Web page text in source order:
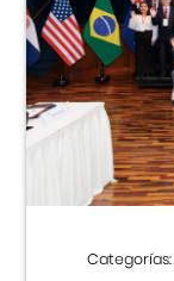
Categorías: